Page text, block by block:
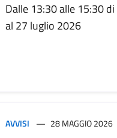
Dalle 13:30 alle 15:30
al 27 luglio 2026
AVVISI 28 MAGGIO 2026